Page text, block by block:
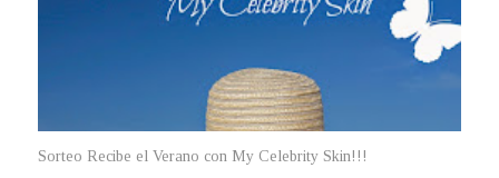
Sorteo Recibe el Verano con My Celebrity Skin!!!